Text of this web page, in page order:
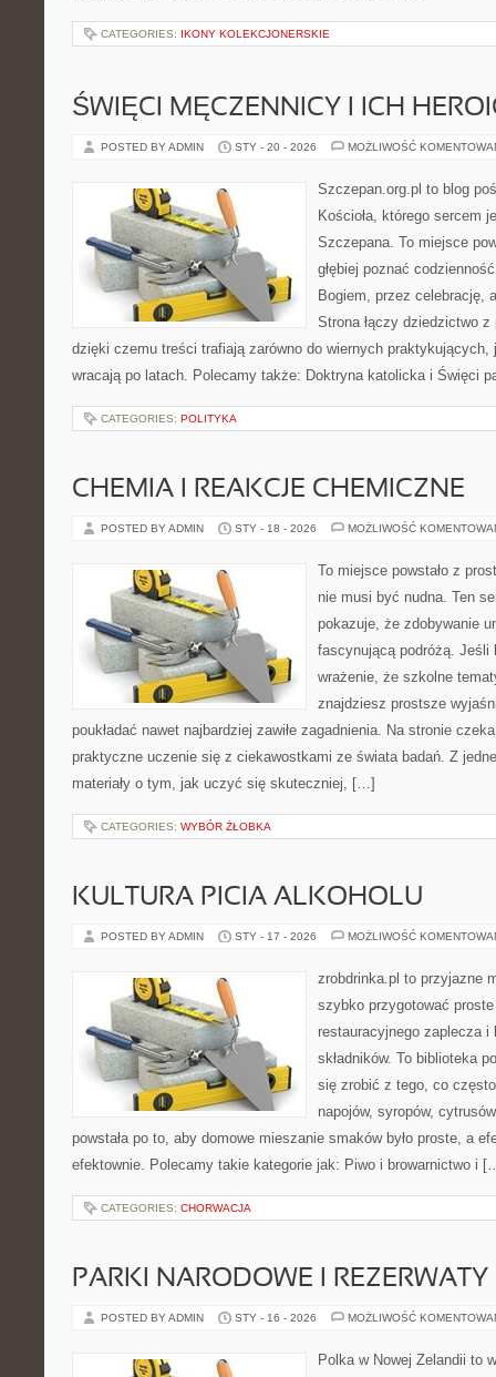
CATEGORIES: IKONY KOLEKCJONERSKIE
ŚWIĘCI MĘCZENNICY I ICH
POSTED BY ADMIN STY - 20 - 2026 MOŻLIWOŚĆ
Szczepan.org.pl to blog
Kościoła, którego sercem
Szczepana. To miejsce
głębiej poznać
Bogiem, przez celebrację,
Strona łączy dziedzictwo
dzięki czemu treści trafiają zarówno do wiernych
wracają po latach. Polecamy także: Doktryna katolicka i Święci
CATEGORIES: POLITYKA
CHEMIA I REAKCJE CHEMICZNE
POSTED BY ADMIN STY - 18 - 2026 MOŻLIWOŚĆ
To miejsce powstało z
nie musi być nudna. Ten
pokazuje, że zdobywanie
fascynującą podróżą. Jeśli
wrażenie, że szkolne
znajdziesz prostsze
poukładać nawet najbardziej zawiłe zagadnienia. Na stronie
praktyczne uczenie się z ciekawostkami ze świata badań. Z
materiały o tym, jak uczyć się skuteczniej, […]
CATEGORIES: WYBÓR ŻŁOBKA
KULTURA PICIA ALKOHOLU
POSTED BY ADMIN STY - 17 - 2026 MOŻLIWOŚĆ
zrobdrinka.pl to przyjazne
szybko przygotować
restauracyjnego zaplecza i
składników. To biblioteka
się zrobić z tego, co
napojów, syropów,
powstała po to, aby domowe mieszanie smaków było proste, a
efektownie. Polecamy takie kategorie jak: Piwo i browarnictwo i
CATEGORIES: CHORWACJA
PARKI NARODOWE I
POSTED BY ADMIN STY - 16 - 2026 MOŻLIWOŚĆ
Polka w Nowej Zelandii to